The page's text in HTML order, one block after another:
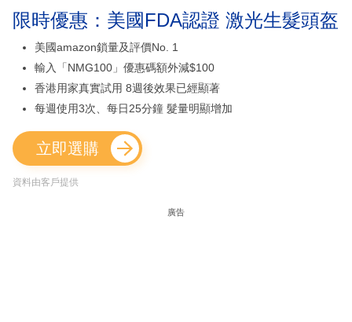
限時優惠：美國FDA認證 激光生髮頭盔
美國amazon鎖量及評價No. 1
輸入「NMG100」優惠碼額外減$100
香港用家真實試用 8週後效果已經顯著
每週使用3次、每日25分鐘 髮量明顯增加
立即選購
資料由客戶提供
廣告